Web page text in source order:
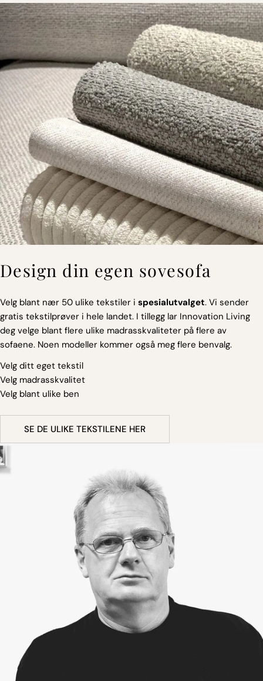
Design din egen sovesofa
Velg blant nær 50 ulike tekstiler i spesialutvalget. Vi sender
gratis tekstilprøver i hele landet. I tillegg lar Innovation Living
deg velge blant flere ulike madrasskvaliteter på flere av
sofaene. Noen modeller kommer også meg flere benvalg.
Velg ditt eget tekstil
Velg madrasskvalitet
Velg blant ulike ben
SE DE ULIKE TEKSTILENE HER